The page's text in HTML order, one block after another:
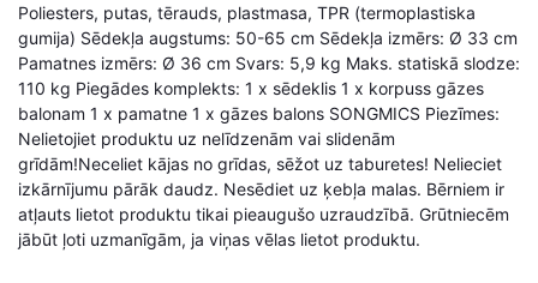
Poliesters, putas, tērauds, plastmasa, TPR (termoplastiska
gumija) Sēdekļa augstums: 50-65 cm Sēdekļa izmērs: Ø 33 cm
Pamatnes izmērs: Ø 36 cm Svars: 5,9 kg Maks. statiskā slodze:
110 kg Piegādes komplekts: 1 x sēdeklis 1 x korpuss gāzes
balonam 1 x pamatne 1 x gāzes balons SONGMICS Piezīmes:
Nelietojiet produktu uz nelīdzenām vai slidenām
grīdām!Neceliet kājas no grīdas, sēžot uz taburetes! Nelieciet
izkārnījumu pārāk daudz. Nesēdiet uz ķebļa malas. Bērniem ir
atļauts lietot produktu tikai pieaugušo uzraudzībā. Grūtniecēm
jābūt ļoti uzmanīgām, ja viņas vēlas lietot produktu.